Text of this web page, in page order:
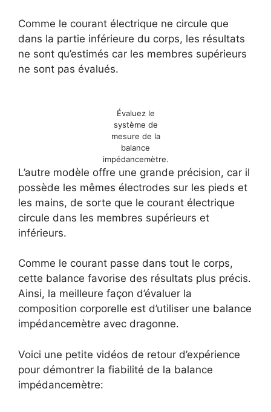
Comme le courant électrique ne circule que
dans la partie inférieure du corps, les résultats
ne sont qu’estimés car les membres supérieurs
ne sont pas évalués.
Évaluez le
système de
mesure de la
balance
impédancemètre.
L’autre modèle offre une grande précision, car il
possède les mêmes électrodes sur les pieds et
les mains, de sorte que le courant électrique
circule dans les membres supérieurs et
inférieurs.
Comme le courant passe dans tout le corps,
cette balance favorise des résultats plus précis.
Ainsi, la meilleure façon d’évaluer la
composition corporelle est d’utiliser une balance
impédancemètre avec dragonne.
Voici une petite vidéos de retour d’expérience
pour démontrer la fiabilité de la balance
impédancemètre: